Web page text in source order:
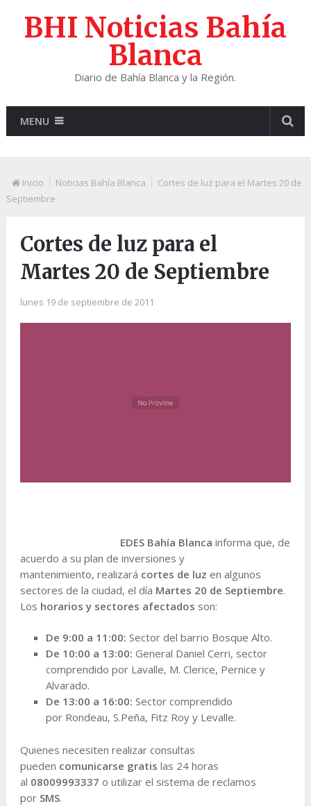
BHI Noticias Bahía
Blanca
Diario de Bahía Blanca y la Región.
MENU
Inicio Noticias Bahía Blanca
Cortes de luz para el Martes 20 de
Septiembre
Cortes de luz para el
Martes 20 de Septiembre
lunes 19 de septiembre de 2011
EDES Bahía Blanca informa que, de
acuerdo a su plan de inversiones y
mantenimiento, realizará cortes de luz en algunos
sectores de la ciudad, el día Martes 20 de Septiembre.
Los horarios y sectores afectados son:
De 9:00 a 11:00: Sector del barrio Bosque Alto.
De 10:00 a 13:00:General Daniel Cerri, sector
comprendido por Lavalle, M. Clerice, Pernice y
Alvarado.
De 13:00 a 16:00:Sector comprendido
por Rondeau, S.Peña, Fitz Roy y Levalle.
Quienes necesiten realizar consultas
pueden comunicarse gratis las 24 horas
al 08009993337 o utilizar el sistema de reclamos
por SMS.